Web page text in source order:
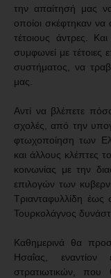
την απαίτησή μας να
οποίοι σκέφτηκαν
τέτοιους άντρες.
συμφωνεί με τέτοιες
συστήματος, να
μας.
Αντί να βλέπετε
σχολές, από την
φτωχοποίηση των
και άλλους κλέπτες
κοινωνίας με την
επιλογών των
Τριανταφυλλίδη
Τουρκολάγνος
Καθημερινά θα
Ησαΐας,
στρατιωτικών,